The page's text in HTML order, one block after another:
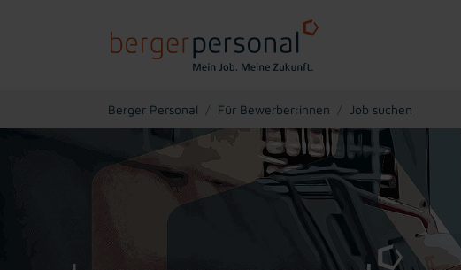
Berger Personal Für Bewerber:innen Job suchen